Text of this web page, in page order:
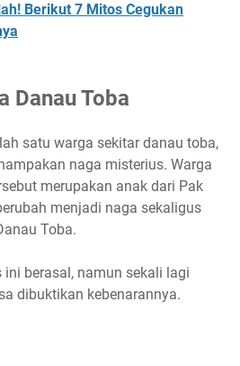
Berikut 7 Mitos Cegukan
Danau Toba
satu warga sekitar danau toba,
naga misterius. Warga
merupakan anak dari Pak
menjadi naga sekaligus
Toba.
berasal, namun sekali lagi
dibuktikan kebenarannya.